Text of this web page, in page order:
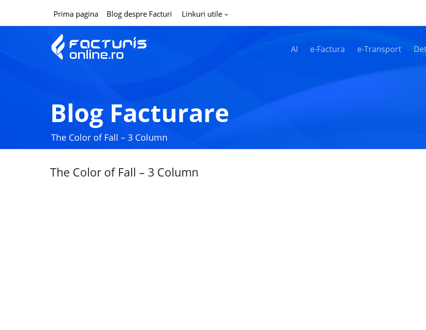
Prima pagina Blog despre Facturi Linkuri utile
AI e-Factura e-Transport
Blog Facturare
The Color of Fall – 3 Column
The Color of Fall – 3 Column